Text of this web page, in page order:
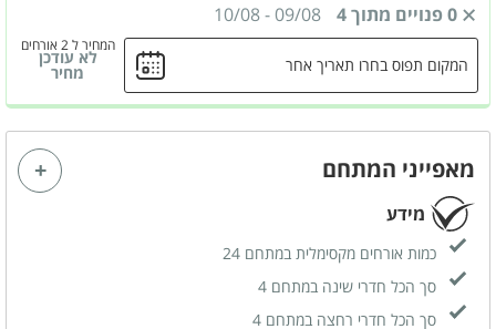
שידות לאחסון
חדר רחצה פרטי
המחיר ל 2 אורחים
0 פנויים מתוך 4 09/08
-
10/08
לא עודכן
מחיר המקום תפוס בחרו תאריך אחר
מאפייני המתחם
מידע
כמות אורחים מקסימלית במתחם 24
סך הכל חדרי שינה במתחם 4
סך הכל חדרי רחצה במתחם 4